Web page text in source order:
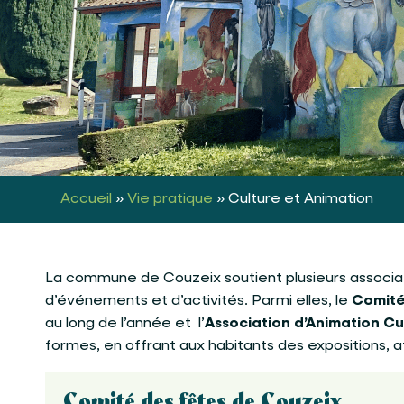
Accueil » Vie pratique »Culture et Animation
La commune de Couzeix soutient plusieurs
d’événements et d’activités. Parmi elles, le
au long de l’année et l’Association d’Animation
formes, en offrant aux habitants des expositions,